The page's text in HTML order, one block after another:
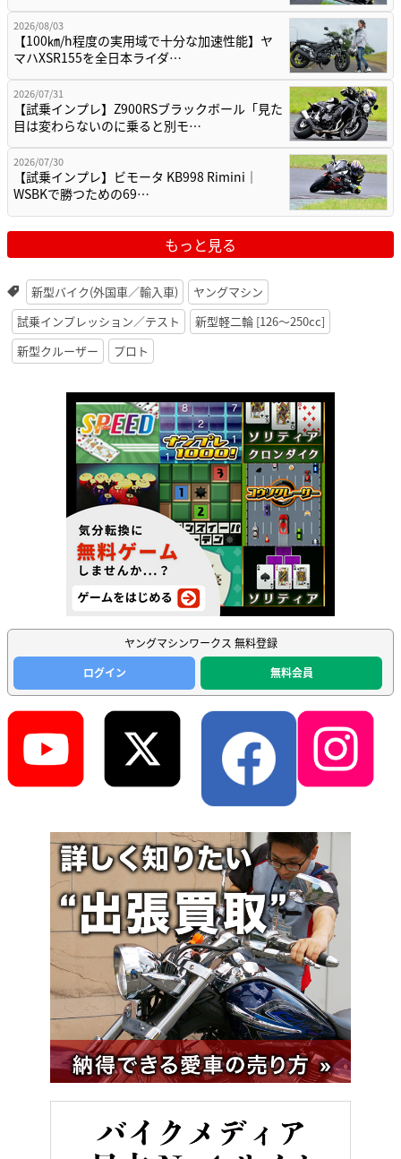
2026/08/03
【100㎞/h程度の実用域で十分な加速性能】ヤ
マハXSR155を全日本ライダ…
2026/07/31
【試乗インプレ】Z900RSブラックボール「見た
目は変わらないのに乗ると別モ…
2026/07/30
【試乗インプレ】ビモータ KB998 Rimini｜
WSBKで勝つための69…
もっと見る
新型バイク(外国車／輸入車)
ヤングマシン
試乗インプレッション／テスト
新型軽二輪 [126〜250cc]
新型クルーザー
プロト
ヤングマシンワークス 無料登録
ログイン
無料会員